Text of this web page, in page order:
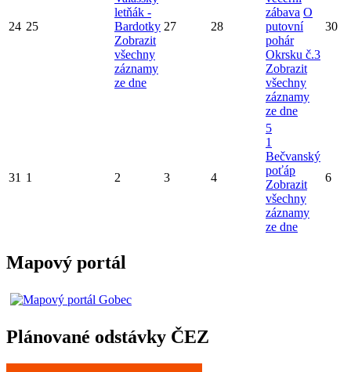
24 25
letňák -
Bardotky
Zobrazit
všechny
záznamy
ze dne
27 28
zábava O
putovní
pohár
Okrsku č.3
Zobrazit
všechny
záznamy
ze dne
30
31 1 2 3 4
5
1
Bečvanský
poťáp
Zobrazit
všechny
záznamy
ze dne
6
Mapový portál
Plánované odstávky ČEZ